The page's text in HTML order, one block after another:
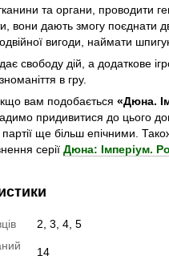
та органи, проводити
вони дають змогу поєднати
вигоди, наймати
свободу дій, а додаткове
в гру.
вам подобається «Дюна.
придивитися до цього
ще більш епічними.
серії Дюна: Імперіум.
2, 3, 4, 5
14